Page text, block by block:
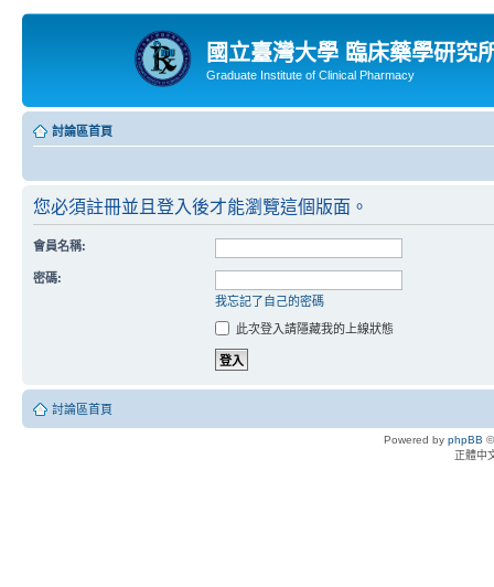
國立臺灣大學 臨床藥學研究
Graduate Institute of Clinical Pharmacy
討論區首頁
您必須註冊並且登入後才能瀏覽這個版面。
會員名稱:
密碼:
我忘記了自己的密碼
此次登入請隱藏我的上線狀態
討論區首頁
Powered by phpBB
正體中